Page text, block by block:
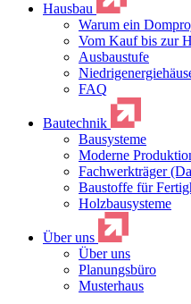
Hausbau
Warum ein
Vom Kauf bis zur
Ausbaustufe
FAQ
Bautechnik
Bausysteme
Moderne
Fachwerkträger
Baustoffe für
Holzbausysteme
Über uns
Über uns
Planungsbüro
Musterhaus